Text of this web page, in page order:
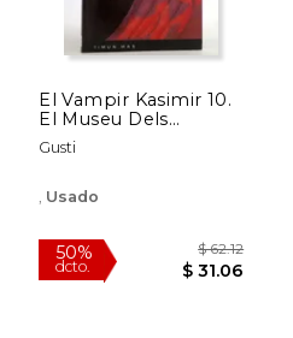
50%
dcto. $ 19.96
El Vampir Kasimir 10.
El Museu Dels
Horrors - Cat. Ofrt
Gusti
Usado